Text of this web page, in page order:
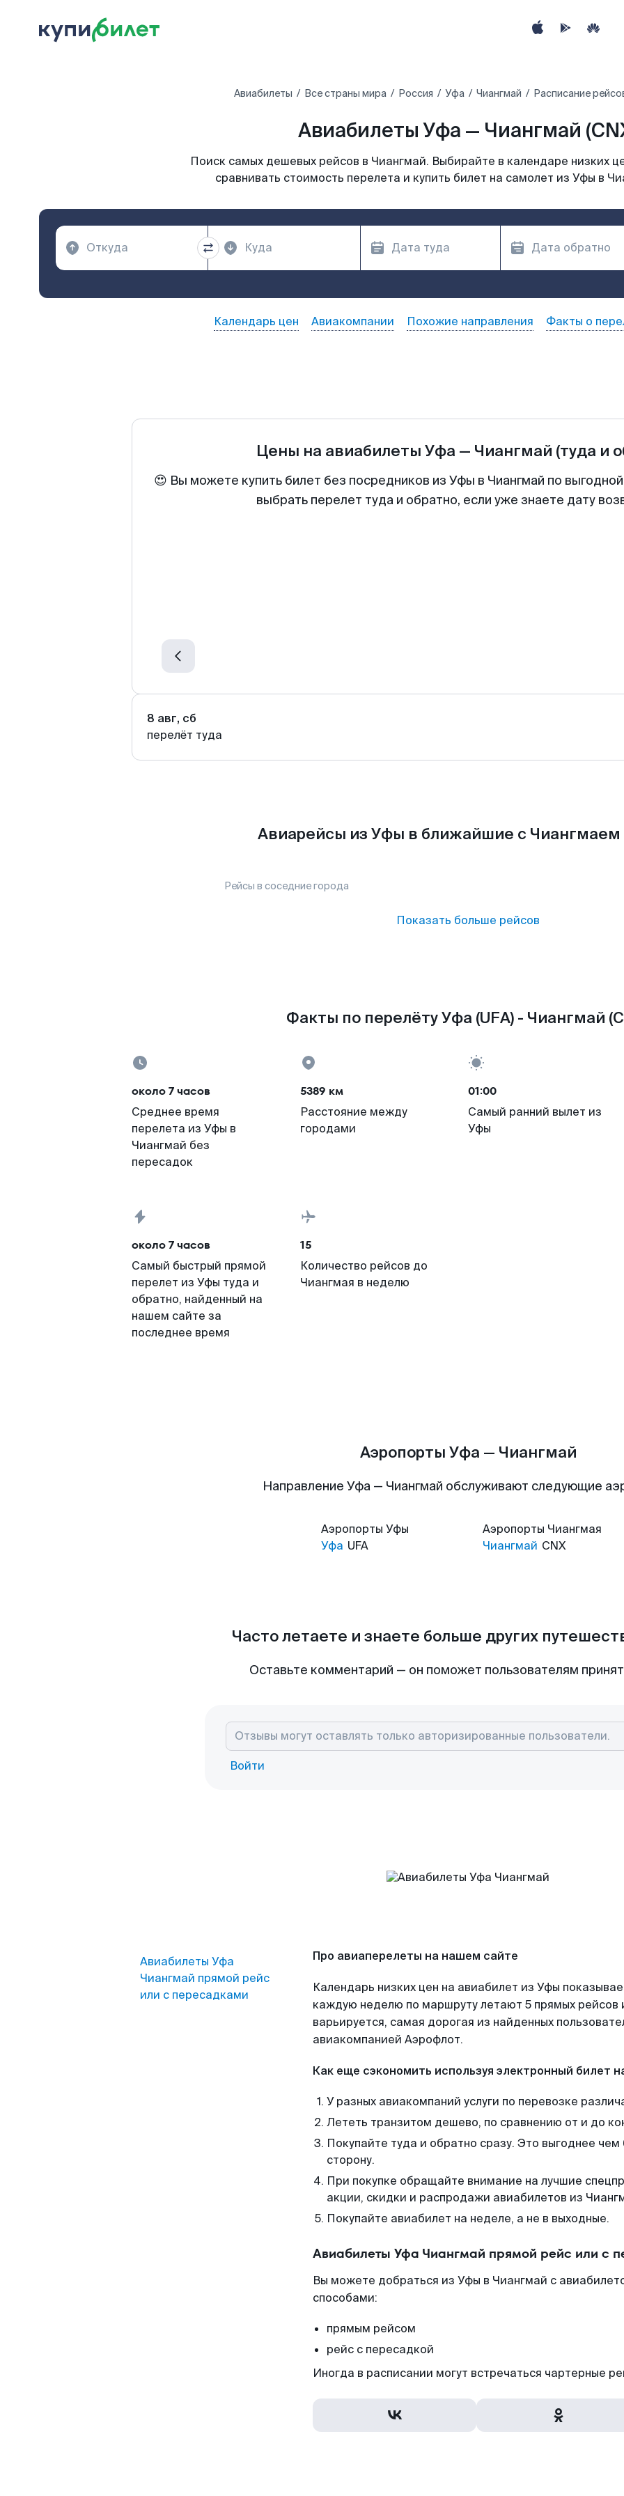
Авиабилеты Все страны мира Россия Уфа Чиангмай Расписание
Авиабилеты Уфа — Чиангмай
Поиск самых дешевых рейсов в Чиангмай. Выбирайте в календаре низких
сравнивать стоимость перелета и купить билет на самолет из Уфы в
Календарь цен Авиакомпании Похожие направления Факты о
Цены на авиабилеты Уфа — Чиангмай (туда и
😍 Вы можете купить билет без посредников из Уфы в Чиангмай по
выбрать перелет туда и обратно, если уже знаете дату
8 авг, сб
перелёт туда
Авиарейсы из Уфы в ближайшие с Чиангмаем
Рейсы в соседние города
Показать больше рейсов
Факты по перелёту Уфа (UFA) - Чиангмай
около 7 часов
Среднее время
перелета из Уфы в
Чиангмай без
пересадок
5389 км
Расстояние между
городами
01:00
Самый ранний вылет из
Уфы
около 7 часов
Самый быстрый прямой
перелет из Уфы туда и
обратно, найденный на
нашем сайте за
последнее время
15
Количество рейсов до
Чиангмая в неделю
Аэропорты Уфа — Чиангмай
Направление Уфа — Чиангмай обслуживают следующие
Аэропорты Уфы
Уфа UFA
Аэропорты Чиангмая
Чиангмай CNX
Часто летаете и знаете больше других
Оставьте комментарий — он поможет пользователям
Войти
Авиабилеты Уфа
Чиангмай прямой рейс
или с пересадками
Про авиаперелеты на нашем сайте
Календарь низких цен на авиабилет из Уфы
каждую неделю по маршруту летают 5 прямых рейсов
варьируется, самая дорогая из найденных
авиакомпанией Аэрофлот.
Как еще сэкономить используя электронный билет
У разных авиакомпаний услуги по перевозке
Лететь транзитом дешево, по сравнению от и до
Покупайте туда и обратно сразу. Это выгоднее
сторону.
При покупке обращайте внимание на лучшие
акции, скидки и распродажи авиабилетов из
Покупайте авиабилет на неделе, а не в выходные.
Авиабилеты Уфа Чиангмай прямой рейс или с
Вы можете добраться из Уфы в Чиангмай с
способами:
прямым рейсом
рейс с пересадкой
Иногда в расписании могут встречаться чартерные